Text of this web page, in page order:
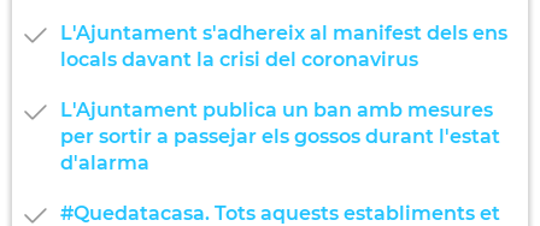
L'Ajuntament s'adhereix al manifest dels ens
locals davant la crisi del coronavirus
L'Ajuntament publica un ban amb mesures
per sortir a passejar els gossos durant l'estat
d'alarma
#Quedatacasa. Tots aquests establiments et